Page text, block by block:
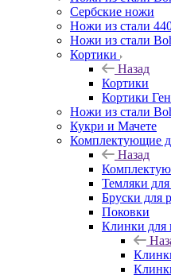
Сербские ножи
Ножи из стали
Ножи из стали
Кортики
Назад
Кортики
Кортики
Ножи из стали
Кукри и Мачете
Комплектующие
Назад
Темляки
Бруски для
Поковки
Клинки для